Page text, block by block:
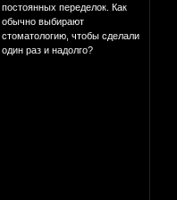
постоянных переделок. Как
обычно выбирают
стоматологию, чтобы сделали
один раз и надолго?